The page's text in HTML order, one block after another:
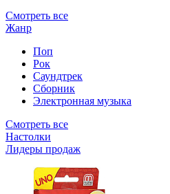
Смотреть все
Жанр
Поп
Рок
Саундтрек
Сборник
Электронная музыка
Смотреть все
Настолки
Лидеры продаж